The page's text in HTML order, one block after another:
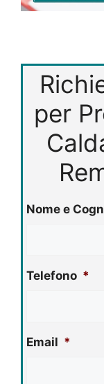
per
Nome e
Telefono *
Email *